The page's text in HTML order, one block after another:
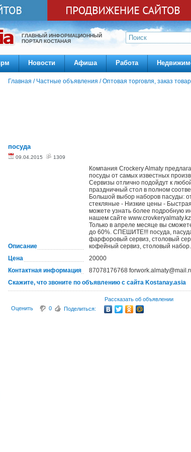
ГЛАВНЫЙ ИНФОРМАЦИОННЫЙ
ПОРТАЛ КОСТАНАЯ
Новости Афиша Работа
Главная / Частные объявления /Оптовая торговля, заказ
посуда
09.04.2015 1309
Описание
Компания Crockery Almaty
посуды от самых известных
Сервизы отлично подойдут к
праздничный стол в полном
Большой выбор наборов пасуды:
стекляные - Низкие цены -
можете узнать более подробную
нашем сайте
Только в апреле месяце вы
до 60%. СПЕШИТЕ!!! посуда,
фарфоровый сервиз, столовый
кофейный сервиз, столовый набор.
Цена
20000
Контактная информация
87078176768
Скажите, что звоните по объявлению с сайта Kostanay.asia
Рассказать об объявлении
Оценить
0 Поделиться: